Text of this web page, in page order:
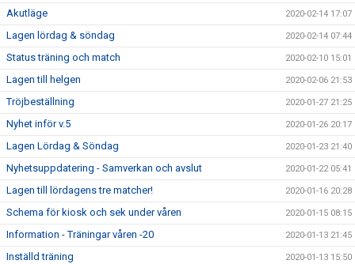
Akutläge 2020-02-14 17:07
Lagen lördag & söndag 2020-02-14 07:44
Status träning och match 2020-02-10 15:01
Lagen till helgen 2020-02-06 21:53
Tröjbeställning 2020-01-27 21:25
Nyhet inför v.5 2020-01-26 20:17
Lagen Lördag & Söndag 2020-01-23 21:40
Nyhetsuppdatering - Samverkan och avslut 2020-01-22 05:41
Lagen till lördagens tre matcher! 2020-01-16 20:28
Schema för kiosk och sek under våren 2020-01-15 08:15
Information - Träningar våren -20 2020-01-13 21:45
Inställd träning 2020-01-13 15:50